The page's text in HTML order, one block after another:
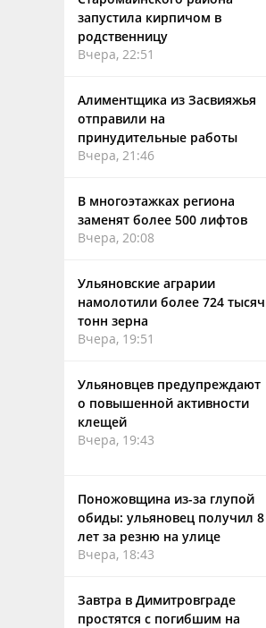
запустила кирпичом в
родственницу
Вчера, 22:51
Алиментщика из Засвияжья
отправили на
принудительные работы
Вчера, 21:46
В многоэтажках региона
заменят более 500 лифтов
Вчера, 20:08
Ульяновские аграрии
намолотили более 724 тысяч
тонн зерна
Вчера, 19:51
Ульяновцев предупреждают
о повышенной активности
клещей
Вчера, 19:43
Поножовщина из-за глупой
обиды: ульяновец получил 8
лет за резню на улице
Вчера, 18:43
Завтра в Димитровграде
простятся с погибшим на